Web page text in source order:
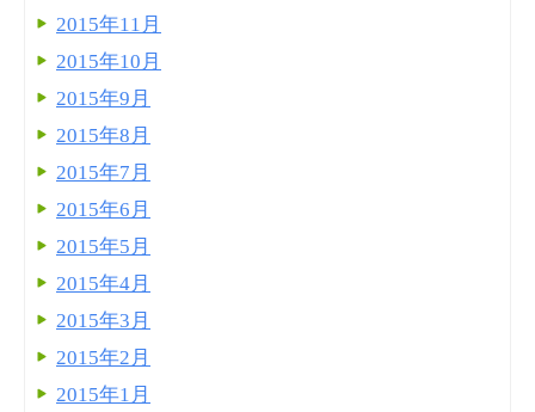
2015年11月
2015年10月
2015年9月
2015年8月
2015年7月
2015年6月
2015年5月
2015年4月
2015年3月
2015年2月
2015年1月